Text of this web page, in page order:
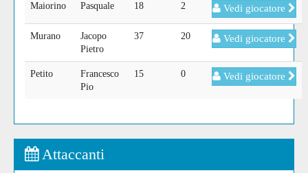
Maiorino Pasquale 18 2 Vedi giocatore
Murano
Jacopo
Pietro
37 20 Vedi giocatore
Petito
Francesco
Pio
15 0 Vedi giocatore
Attaccanti